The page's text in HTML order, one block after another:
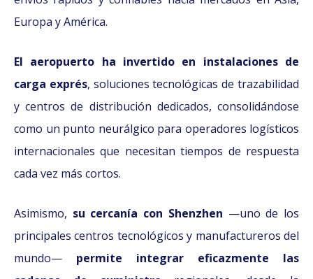
Europa y América.
El aeropuerto ha invertido en instalaciones de
carga exprés, soluciones tecnológicas de trazabilidad
y centros de distribución dedicados, consolidándose
como un punto neurálgico para operadores logísticos
internacionales que necesitan tiempos de respuesta
cada vez más cortos.
Asimismo, su cercanía con Shenzhen —uno de los
principales centros tecnológicos y manufactureros del
mundo— permite integrar eficazmente las